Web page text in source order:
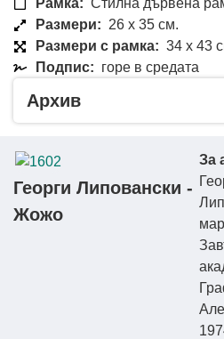
Рамка: Стилна дървена
Размери: 26 x 35 см.
Размери с рамка: 34 x 43
Подпис: горе в средата
Архив
Георги Липовански -
Жожо
За